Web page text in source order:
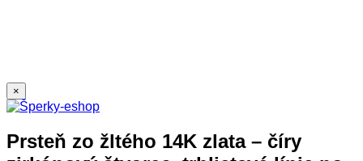
×
Prsteň zo žltého 14K zlata – číry